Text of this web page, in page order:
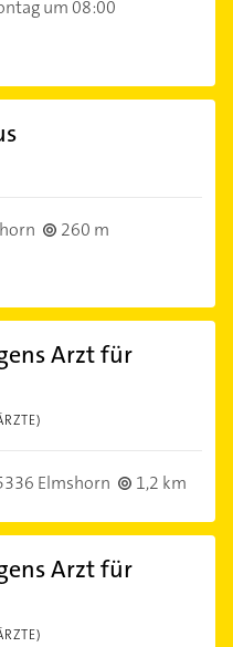
um 08:00
260 m
Arzt für
Elmshorn 1,2 km
Arzt für